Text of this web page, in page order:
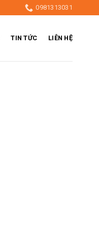
0981313031
TIN TỨC LIÊN HỆ